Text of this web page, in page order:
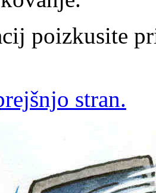
poizkusite
stran.